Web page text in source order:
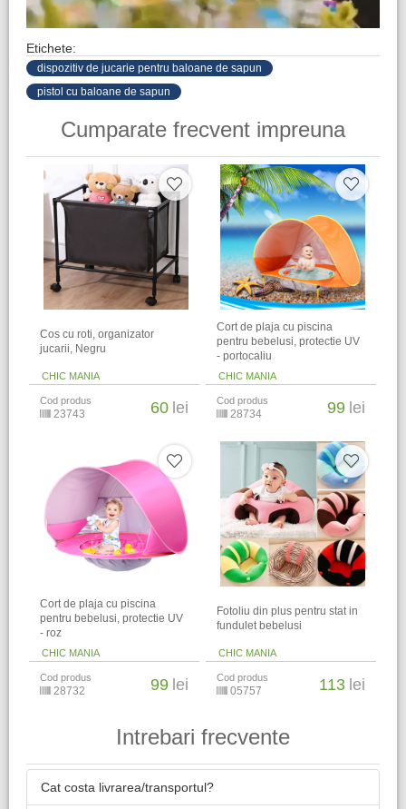
Etichete:
dispozitiv de jucarie pentru baloane de sapun
pistol cu baloane de sapun
Cumparate frecvent impreuna
Cos cu roti, organizator
jucarii, Negru
CHIC MANIA
Cod produs
23743 60 lei
Cort de plaja cu piscina
pentru bebelusi, protectie UV
- portocaliu
CHIC MANIA
Cod produs
28734 99 lei
Cort de plaja cu piscina
pentru bebelusi, protectie UV
- roz
CHIC MANIA
Cod produs
28732 99 lei
Fotoliu din plus pentru stat in
fundulet bebelusi
CHIC MANIA
Cod produs
05757 113 lei
Intrebari frecvente
Cat costa livrarea/transportul?